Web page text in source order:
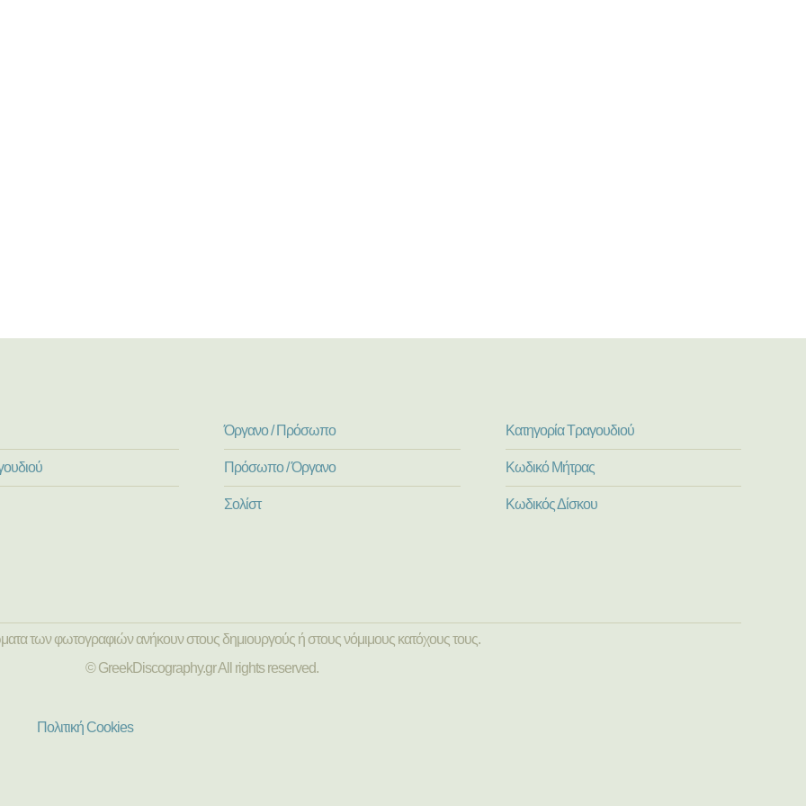
Όργανο / Πρόσωπο
Πρόσωπο / Όργανο
Σολίστ
Κατηγορία Τραγουδιού
Κωδικό Μήτρας
Κωδικός Δίσκου
των φωτογραφιών ανήκουν στους δημιουργούς ή στους νόμιμους κατόχους τους.
© GreekDiscography.gr All rights reserved.
Πολιτική Cookies